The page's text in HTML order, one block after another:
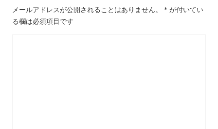
メールアドレスが公開されることはありません。 * が付いてい
る欄は必須項目です